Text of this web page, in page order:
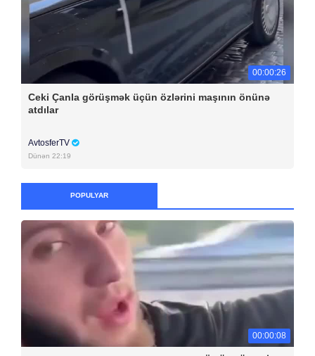
00:00:26
Ceki Çanla görüşmək üçün özlərini maşının önünə
atdılar
AvtosferTV
Dünən 22:19
POPULYAR
00:00:08